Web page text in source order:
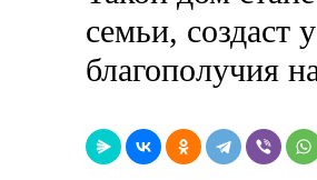
семьи, создаст
благополучия